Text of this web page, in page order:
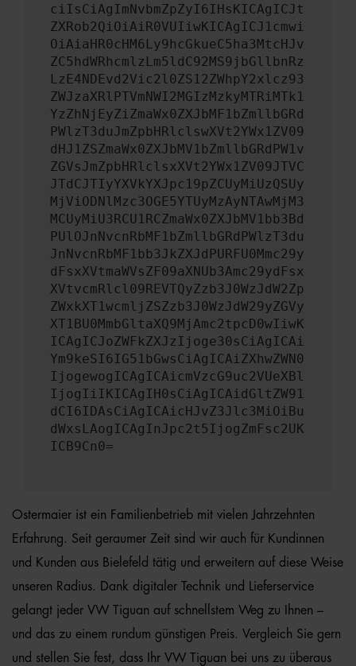
ciIsCiAgImNvbmZpZyI6IHsKICAgICJt
ZXRob2QiOiAiR0VUIiwKICAgICJ1cmwi
OiAiaHR0cHM6Ly9hcGkueC5ha3MtcHJv
ZC5hdWRhcmlzLm5ldC92MS9jbGllbnRz
LzE4NDEvd2Vic2l0ZS12ZWhpY2xlcz93
ZWJzaXRlPTVmNWI2MGIzMzkyMTRiMTk1
YzZhNjEyZiZmaWx0ZXJbMF1bZmllbGRd
PWlzT3duJmZpbHRlclswXVt2YWx1ZV09
dHJ1ZSZmaWx0ZXJbMV1bZmllbGRdPW1v
ZGVsJmZpbHRlclsxXVt2YWx1ZV09JTVC
JTdCJTIyYXVkYXJpc19pZCUyMiUzQSUy
MjViODNlMzc3OGE5YTUyMzAyNTAwMjM3
MCUyMiU3RCU1RCZmaWx0ZXJbMV1bb3Bd
PUlOJnNvcnRbMF1bZmllbGRdPWlzT3du
JnNvcnRbMF1bb3JkZXJdPURFU0Mmc29y
dFsxXVtmaWVsZF09aXNUb3Amc29ydFsx
XVtvcmRlcl09REVTQyZzb3J0WzJdW2Zp
ZWxkXT1wcmljZSZzb3J0WzJdW29yZGVy
XT1BU0MmbGltaXQ9MjAmc2tpcD0wIiwK
ICAgICJoZWFkZXJzIjoge30sCiAgICAi
Ym9keSI6IG51bGwsCiAgICAiZXhwZWN0
IjogewogICAgICAicmVzcG9uc2VUeXBl
IjogIiIKICAgIH0sCiAgICAidGltZW91
dCI6IDAsCiAgICAicHJvZ3Jlc3MiOiBu
dWxsLAogICAgInJpc2t5IjogZmFsc2UK
ICB9Cn0=
Ostermaier ist ein Familienbetrieb mit vielen Jahrzehnten
Erfahrung. Seit geraumer Zeit sind wir auch für Kundinnen
und Kunden aus Bielefeld tätig und erweitern auf diese Weise
unseren Radius. Dank digitaler Technik und Lieferservice
gelangt jeder VW Tiguan auf schnellstem Weg zu Ihnen –
und das zu einem rundum günstigen Preis. Vergleich Sie gern
und stellen Sie fest, dass Ihr VW Tiguan bei uns zu überaus